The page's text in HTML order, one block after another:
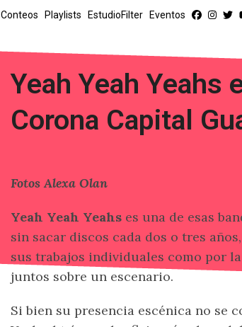
Conteos Playlists EstudioFilter Eventos
Yeah Yeah Yeahs
Corona Capital
Fotos Alexa Olan
Yeah Yeah Yeahs es una de esas
sin sacar discos cada dos o tres
sus trabajos individuales como por
juntos sobre un escenario.
Si bien su presencia escénica no se